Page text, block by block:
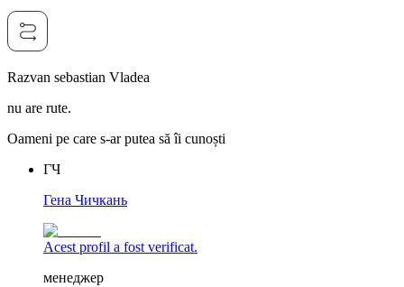
Razvan sebastian Vladea
nu are rute.
Oameni pe care s-ar putea să îi cunoști
ГЧ
Гена Чичкань
Acest profil a fost verificat.
менеджер